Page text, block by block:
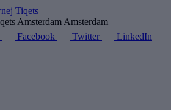
Amsterdam
Facebook Twitter LinkedIn